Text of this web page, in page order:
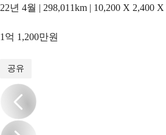
22년 4월 | 298,011km | 10,200 X 2,400
1억 1,200만원
공유
/17